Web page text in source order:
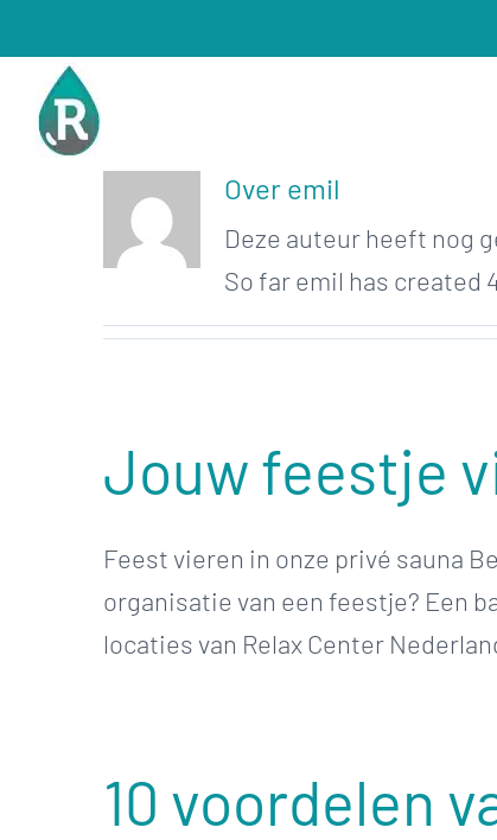
naar
inhoud
Over emil
Deze auteur heeft nog
So far emil has created
Jouw feestje
Feest vieren in onze privé sauna
organisatie van een feestje? Een
locaties van Relax Center
10 voordelen